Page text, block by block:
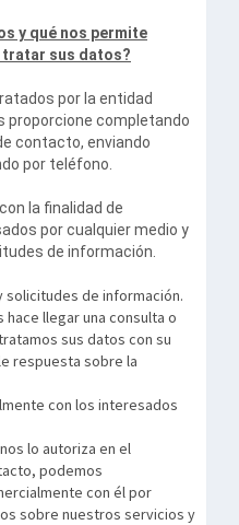
y qué nos permite
tratar sus datos?
por la entidad
proporcione completando
contacto, enviando
por teléfono.
la finalidad de
por cualquier medio y
de información.
solicitudes de información.
llegar una consulta o
sus datos con su
respuesta sobre la
con los interesados
lo autoriza en el
podemos
con él por
sobre nuestros servicios y